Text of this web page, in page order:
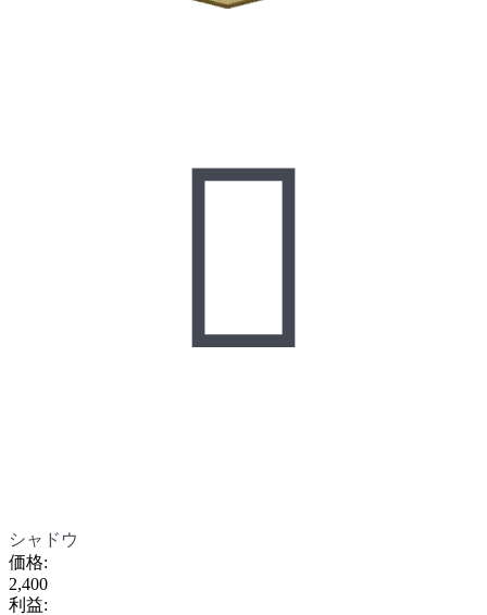

シャドウ
価格:
2,400
利益: